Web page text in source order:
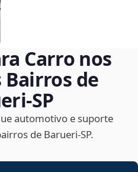
Carro nos
de
automotivo e suporte
de Barueri‑SP.